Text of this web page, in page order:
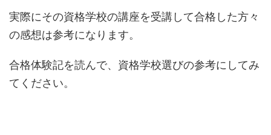
実際にその資格学校の講座を受講して合格した方々
の感想は参考になります。
合格体験記を読んで、資格学校選びの参考にしてみ
てください。